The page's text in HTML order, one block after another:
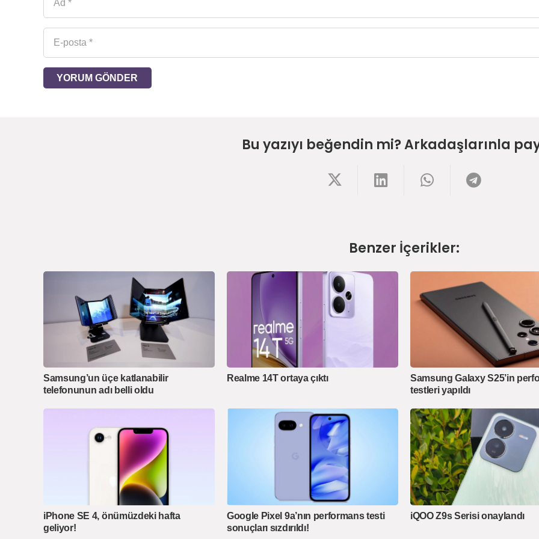
YORUM GÖNDER
Bu yazıyı beğendin mi? Arkadaşlarınla
Benzer İçerikler:
Samsung’un üçe katlanabilir
telefonunun adı belli oldu
Realme 14T ortaya çıktı
Samsung Galaxy S25’in
testleri yapıldı
iPhone SE 4, önümüzdeki hafta
geliyor!
Google Pixel 9a’nın performans testi
sonuçları sızdırıldı!
iQOO Z9s Serisi onaylandı